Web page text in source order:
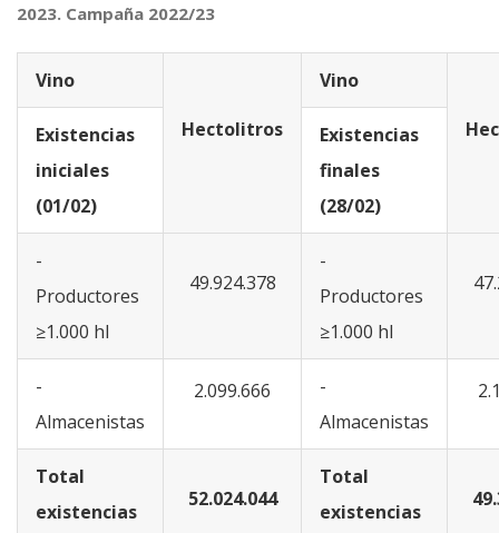
2023. Campaña 2022/23
Vino
Hectolitros
Vino
Existencias
iniciales
(01/02)
Existencias
finales
(28/02)
-
Productores
≥1.000 hl
49.924.378
-
Productores
≥1.000 hl
-
Almacenistas
2.099.666
-
Almacenistas
Total
existencias
52.024.044
Total
existencias